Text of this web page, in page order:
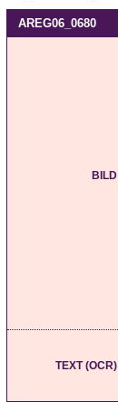
AREG06_0680
BILD
TEXT (OCR)